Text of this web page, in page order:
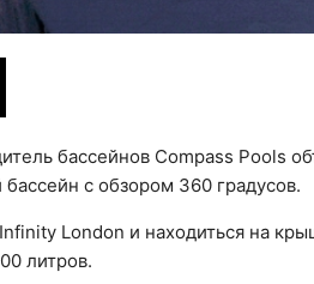
бассейнов Compass Pools
с обзором 360 градусов.
London и находиться на
литров.